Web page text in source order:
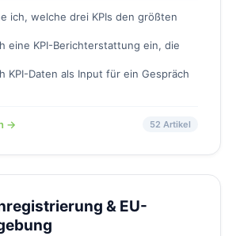
ich, welche drei KPIs den größten
eine KPI-Berichterstattung ein, die
KPI-Daten als Input für ein Gespräch
→ 52 Artikel
& EU-